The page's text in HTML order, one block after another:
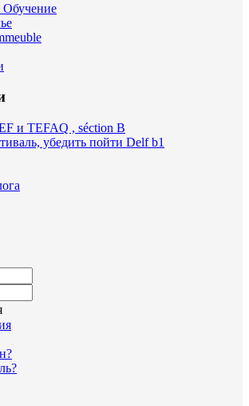
Обучение
и TEFAQ , séction B
убедить пойти Delf b1